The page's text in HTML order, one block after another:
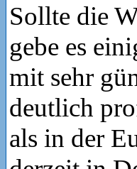
Sollte die
gebe es
mit sehr
deutlich
als in der